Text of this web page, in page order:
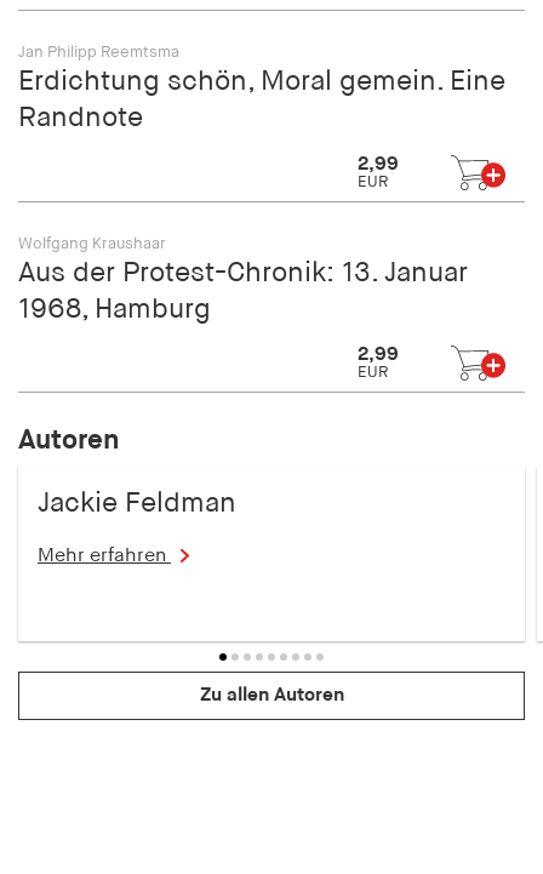
Jan Philipp Reemtsma
Erdichtung schön, Moral gemein. Eine
Randnote
2,99
EUR
Wolfgang Kraushaar
Aus der Protest-Chronik: 13. Januar
1968, Hamburg
2,99
EUR
Autoren
Jackie Feldman
Mehr erfahren
Zu allen Autoren